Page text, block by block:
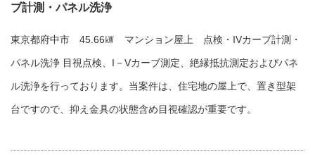
ブ計測・パネル洗浄
東京都府中市 45.66㎾ マンション屋上 点検・IVカーブ計測・
パネル洗浄 目視点検、I－Vカーブ測定、絶縁抵抗測定およびパネ
ル洗浄を行っております。当案件は、住宅地の屋上で、置き型架
台ですので、抑え金具の状態含め目視確認が重要です。